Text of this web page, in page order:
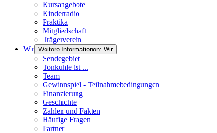
Kursangebote
Kinderradio
Praktika
Mitgliedschaft
Trägerverein
Wir Weitere Informationen: Wir
Sendegebiet
Tonkuhle ist ...
Team
Gewinnspiel - Teilnahmebedingungen
Finanzierung
Geschichte
Zahlen und Fakten
Häufige Fragen
Partner